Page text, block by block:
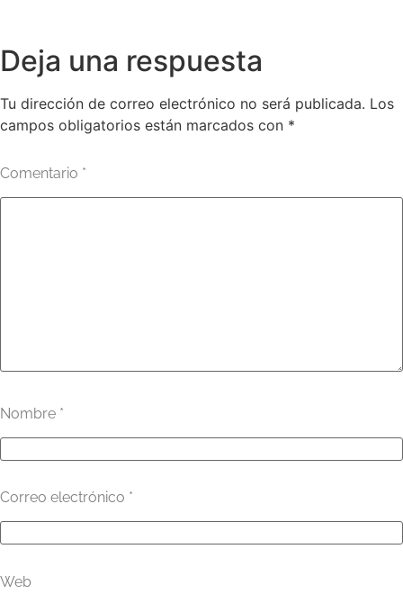
Deja una respuesta
Tu dirección de correo electrónico no será publicada. Los
campos obligatorios están marcados con *
Comentario *
Nombre *
Correo electrónico *
Web